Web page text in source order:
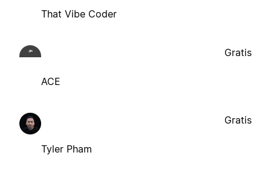
That Vibe Coder
ACE
Gratis
Tyler Pham
Gratis